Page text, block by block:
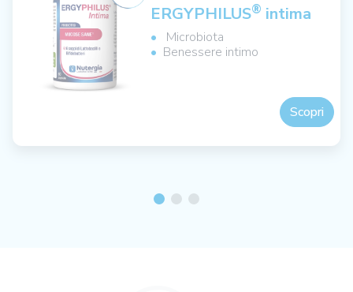
ERGYPHILUS® intima
Microbiota
Benessere intimo
Scopri